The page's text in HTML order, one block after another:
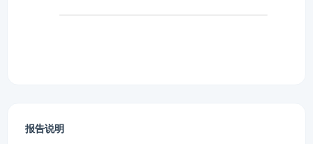
报告说明